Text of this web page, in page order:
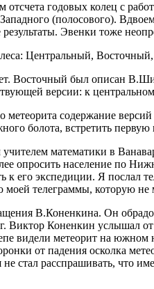
годовых колец с
(полосового).
Эвенки тоже
Центральный,
Восточный был описан
версии: к
метеорита содержание
болота, встретить
математики в
опросить население по
к его экспедиции. Я
телеграммы, которую не
В.Коненкина. Он
Виктор Коненкин услышал
видели метеорит на южном
от падения осколка
стал расспрашивать, что